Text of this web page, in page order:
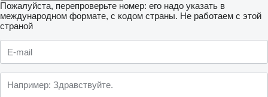
Пожалуйста, перепроверьте номер: его надо указать в
международном формате, с кодом страны. Не работаем с этой
страной